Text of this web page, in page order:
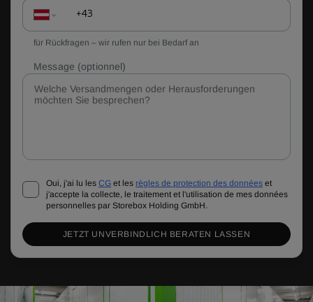
für Rückfragen – wir rufen nur bei Bedarf an
Message (optionnel)
Oui, j'ai lu les CG et les règles de protection des données et
j'accepte la collecte, le traitement et l'utilisation de mes données
personnelles par Storebox Holding GmbH.
JETZT UNVERBINDLICH BERATEN LASSEN